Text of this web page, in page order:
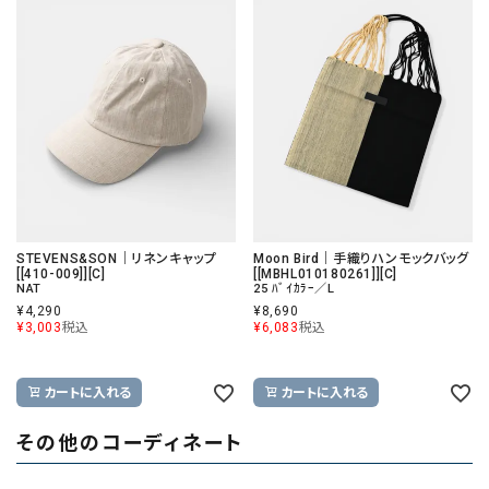
STEVENS&SON｜リネンキャップ
[[410-009]][C]
NAT
¥4,290
¥3,003税込
カートに入れる
Moon Bird｜手織りハンモックバッグ
[[MBHL010180261]][C]
25 ﾊﾞｲｶﾗｰ／L
¥8,690
¥6,083税込
カートに入れる
その他のコーディネート